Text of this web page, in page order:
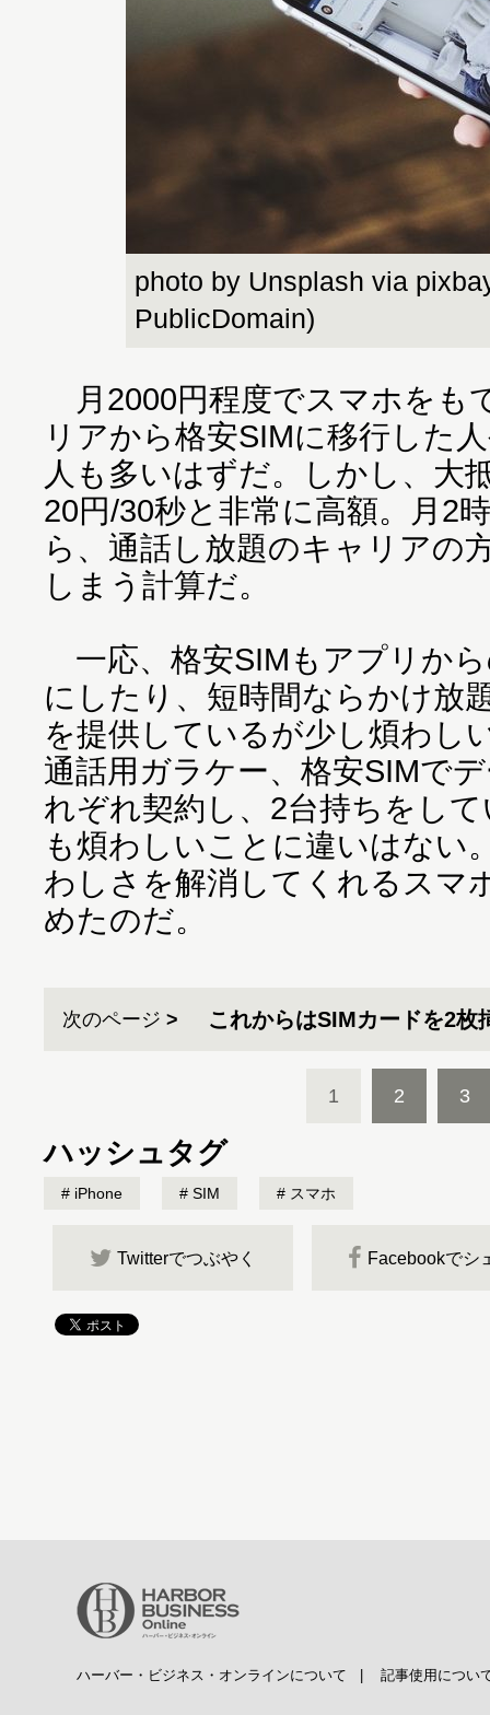
photo by Unsplash via
PublicDomain)
月2000円程度でスマホをも
リアから格安SIMに移行した
人も多いはずだ。しかし、大
20円/30秒と非常に高額。月2
ら、通話し放題のキャリアの
しまう計算だ。
一応、格安SIMもアプリか
にしたり、短時間ならかけ放
を提供しているが少し煩わし
通話用ガラケー、格安SIMで
れぞれ契約し、2台持ちをし
も煩わしいことに違いはない
わしさを解消してくれるスマ
めたのだ。
次のページ これからはSIMカードを2枚
1 2 3
ハッシュタグ
iPhone SIM スマホ
Twitterでつぶやく Facebookでシ
ハーバー・ビジネス・オンラインについて 記事使用につい